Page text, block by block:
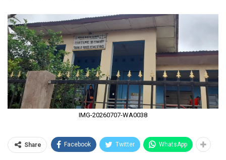
IMG-20260707-WA0038
Share Facebook Twitter WhatsApp